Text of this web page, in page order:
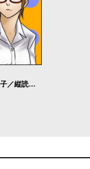
限界OL霧切ギリ子／縦読み版